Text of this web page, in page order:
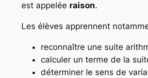
est appelée raison.
Les élèves apprennent
reconnaître une suite
calculer un terme de la
déterminer le sens de